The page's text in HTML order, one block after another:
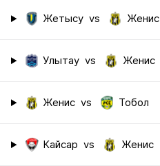
Жетысу vs Женис
Улытау vs Женис
Женис vs Тобол
Кайсар vs Женис